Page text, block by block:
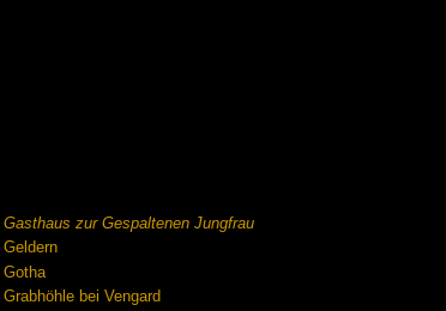
Gasthaus zur Gespaltenen Jungfrau
Geldern
Gotha
Grabhöhle bei Vengard